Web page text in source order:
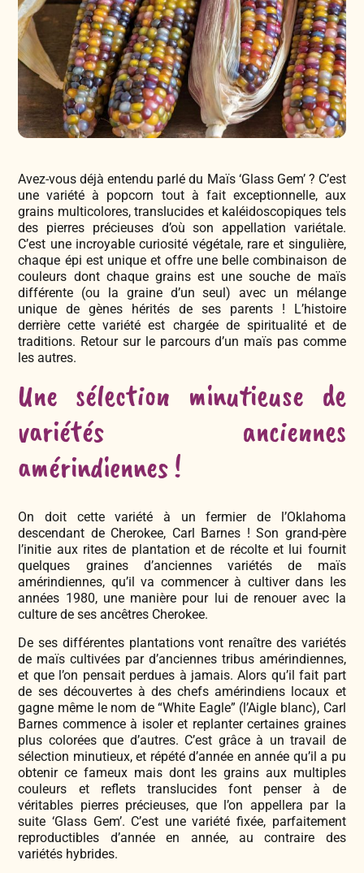
Fleurs, Prairies, Engrais verts
Accesoires de Jardinage
Coffrets & Idées Cadeaux
Faire-part à semer
Plantes & Gastronomie
Bricolage & Inspirations
Visitez notre magasin
Maraichers & Revendeurs
Avez-vous déjà entendu parlé du Maïs ‘Glass Gem’ ? C’est
une variété à popcorn tout à fait exceptionnelle, aux
grains multicolores, translucides et kaléidoscopiques tels
des pierres précieuses d’où son appellation variétale.
C’est une incroyable curiosité végétale, rare et singulière,
chaque épi est unique et offre une belle combinaison de
couleurs dont chaque grains est une souche de maïs
différente (ou la graine d’un seul) avec un mélange
unique de gènes hérités de ses parents ! L’histoire
derrière cette variété est chargée de spiritualité et de
traditions. Retour sur le parcours d’un maïs pas comme
les autres.
Une sélection minutieuse de
variétés anciennes
amérindiennes !
On doit cette variété à un fermier de l’Oklahoma
descendant de Cherokee, Carl Barnes ! Son grand-père
l’initie aux rites de plantation et de récolte et lui fournit
quelques graines d’anciennes variétés de maïs
amérindiennes, qu’il va commencer à cultiver dans les
années 1980, une manière pour lui de renouer avec la
culture de ses ancêtres Cherokee.
De ses différentes plantations vont renaître des variétés
de maïs cultivées par d’anciennes tribus amérindiennes,
et que l’on pensait perdues à jamais. Alors qu’il fait part
de ses découvertes à des chefs amérindiens locaux et
gagne même le nom de “White Eagle” (l’Aigle blanc), Carl
Barnes commence à isoler et replanter certaines graines
plus colorées que d’autres. C’est grâce à un travail de
sélection minutieux, et répété d’année en année qu’il a pu
obtenir ce fameux mais dont les grains aux multiples
couleurs et reflets translucides font penser à de
véritables pierres précieuses, que l’on appellera par la
suite ‘Glass Gem’. C’est une variété fixée, parfaitement
reproductibles d’année en année, au contraire des
variétés hybrides.